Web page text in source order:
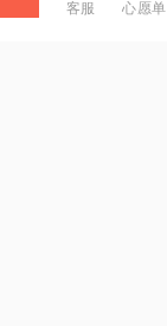
客服 心愿单